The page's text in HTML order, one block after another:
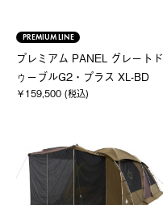
PREMIUM LINE
プレミアム PANEL グレートド
ゥーブルG2・プラス XL-BD
￥159,500 (税込)